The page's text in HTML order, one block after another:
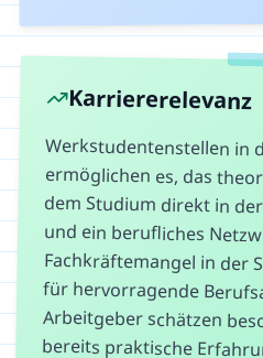
Karriererelevanz
Werkstudentenstellen in
ermöglichen es, das
dem Studium direkt in der
und ein berufliches
Fachkräftemangel in der
für hervorragende
Arbeitgeber schätzen
bereits praktische